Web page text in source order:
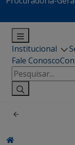
Institucional
Fale Conosco
Pesquisar
por: